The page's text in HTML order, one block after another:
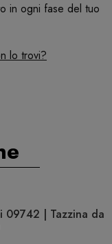
in ogni fase del tuo
lo trovi?
09742 | Tazzina da